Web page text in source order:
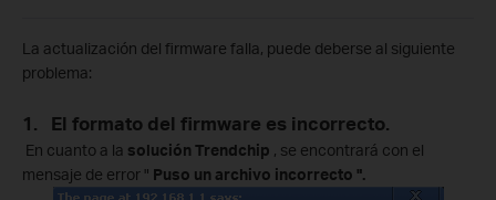
La actualización del firmware falla, puede deberse al siguiente
problema:
1. El formato del firmware es incorrecto.
En cuanto a la solución Trendchip , se encontrará con el
mensaje de error " Puso un archivo incorrecto ".